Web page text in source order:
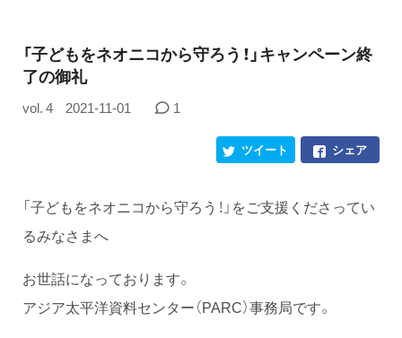
「子どもをネオニコから守ろう！」キャンペーン終
了の御礼
vol. 4 2021-11-01 1
シェア
ツイート
「子どもをネオニコから守ろう！」をご支援くださってい
るみなさまへ
お世話になっております。
アジア太平洋資料センター（PARC）事務局です。